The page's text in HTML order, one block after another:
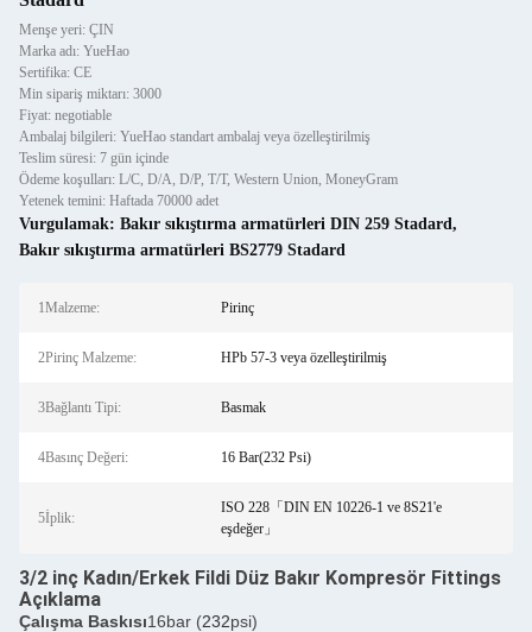
Menşe yeri: ÇIN
Marka adı: YueHao
Sertifika: CE
Min sipariş miktarı: 3000
Fiyat: negotiable
Ambalaj bilgileri: YueHao standart ambalaj veya özelleştirilmiş
Teslim süresi: 7 gün içinde
Ödeme koşulları: L/C, D/A, D/P, T/T, Western Union, MoneyGram
Yetenek temini: Haftada 70000 adet
Vurgulamak: Bakır sıkıştırma armatürleri DIN 259 Stadard,
Bakır sıkıştırma armatürleri BS2779 Stadard
1Malzeme: Pirinç
2Pirinç Malzeme: HPb 57-3 veya özelleştirilmiş
3Bağlantı Tipi: Basmak
4Basınç Değeri: 16 Bar(232 Psi)
5İplik:
ISO 228「DIN EN 10226-1 ve 8S21'e
eşdeğer」
3/2 inç Kadın/Erkek Fildi Düz Bakır Kompresör Fittings
Açıklama
Çalışma Baskısı16bar (232psi)